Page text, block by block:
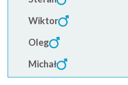
Wiktor
Oleg
Michał